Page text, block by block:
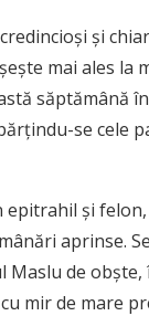
şi
mai ales la
săptămână
se cele
şi
aprinse.
Maslu de
mir de mare